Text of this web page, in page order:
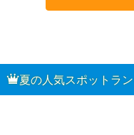
夏の人気スポットラ